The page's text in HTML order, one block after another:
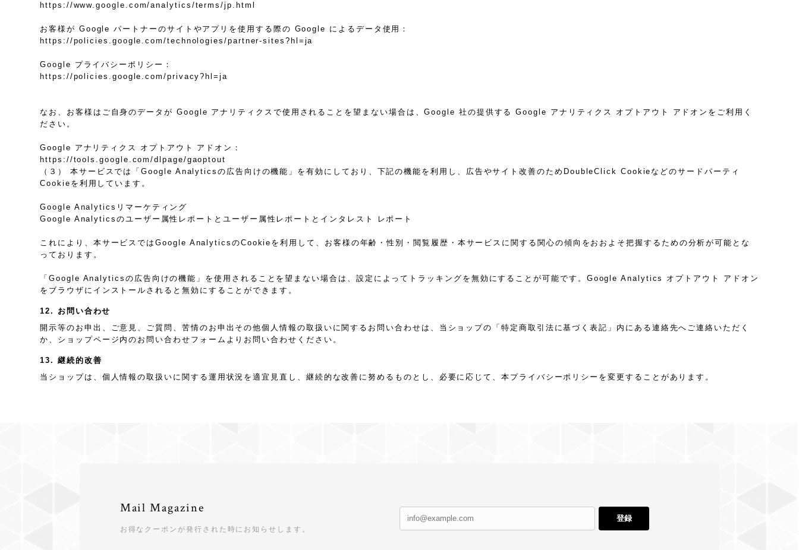
https://www.google.com/analytics/terms/jp.html
お客様が Google パートナーのサイトやアプリを使用する際の Google によるデータ使用：
https://policies.google.com/technologies/partner-sites?hl=ja
Google プライバシーポリシー：
https://policies.google.com/privacy?hl=ja
なお、お客様はご自身のデータが Google アナリティクスで使用されることを望まない場合は、Google 社の提供する Google アナリティクス オプトアウト アドオンをご利用く
ださい。
Google アナリティクス オプトアウト アドオン：
https://tools.google.com/dlpage/gaoptout
（３） 本サービスでは「Google Analyticsの広告向けの機能」を有効にしており、下記の機能を利用し、広告やサイト改善のためDoubleClick Cookieなどのサードパーティ
Cookieを利用しています。
Google Analyticsリマーケティング
Google Analyticsのユーザー属性レポートとユーザー属性レポートとインタレスト レポート
これにより、本サービスではGoogle AnalyticsのCookieを利用して、お客様の年齢・性別・閲覧履歴・本サービスに関する関心の傾向をおおよそ把握するための分析が可能とな
っております。
「Google Analyticsの広告向けの機能」を使用されることを望まない場合は、設定によってトラッキングを無効にすることが可能です。Google Analytics オプトアウト アドオン
をブラウザにインストールされると無効にすることができます。
12. お問い合わせ
開示等のお申出、ご意見、ご質問、苦情のお申出その他個人情報の取扱いに関するお問い合わせは、当ショップの「特定商取引法に基づく表記」内にある連絡先へご連絡いただく
か、ショップページ内のお問い合わせフォームよりお問い合わせください。
13. 継続的改善
当ショップは、個人情報の取扱いに関する運用状況を適宜見直し、継続的な改善に努めるものとし、必要に応じて、本プライバシーポリシーを変更することがあります。
Mail Magazine
お得なクーポンが発行された時にお知らせします。
登録